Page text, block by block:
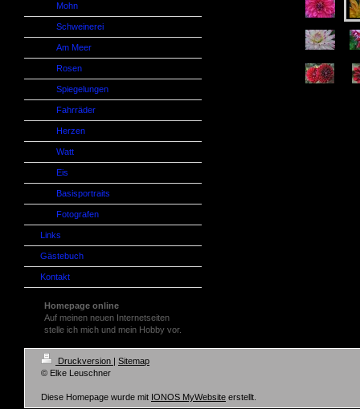
Mohn
Schweinerei
Am Meer
Rosen
Spiegelungen
Fahrräder
Herzen
Watt
Eis
Basisportraits
Fotografen
Links
Gästebuch
Kontakt
Homepage online
Auf meinen neuen Internetseiten
stelle ich mich und mein Hobby vor.
Druckversion | Sitemap
© Elke Leuschner
Diese Homepage wurde mit IONOS MyWebsite erstellt.